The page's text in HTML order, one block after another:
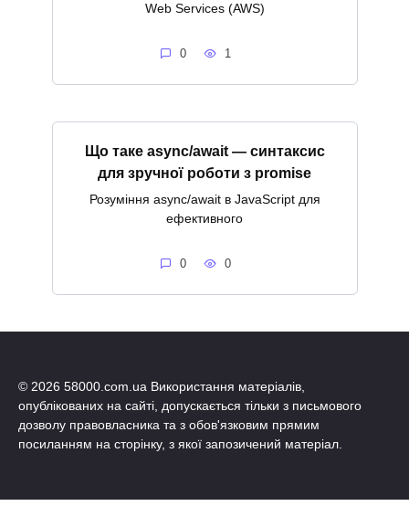
Web Services (AWS)
0 1
Що таке async/await — синтаксис
для зручної роботи з promise
Розуміння async/await в JavaScript для
ефективного
0 0
© 2026 58000.com.ua Використання матеріалів,
опублікованих на сайті, допускається тільки з письмового
дозволу правовласника та з обов'язковим прямим
посиланням на сторінку, з якої запозичений матеріал.